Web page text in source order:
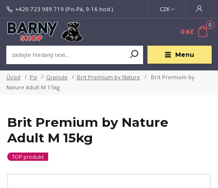
Menu
CZK
+420 723 989 719 (Po-Pá, 9-16 hod.)
0
0 Kč
Úvod Psi Granule Brit Premium by Nature
Brit Premium by
Nature Adult M 15kg
Brit Premium by Nature
Adult M 15kg
TOP produkt